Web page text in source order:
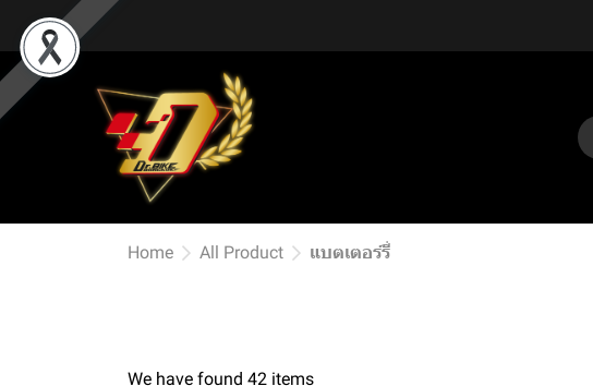
Home All Product แบตเตอร์รี่
We have found 42 items